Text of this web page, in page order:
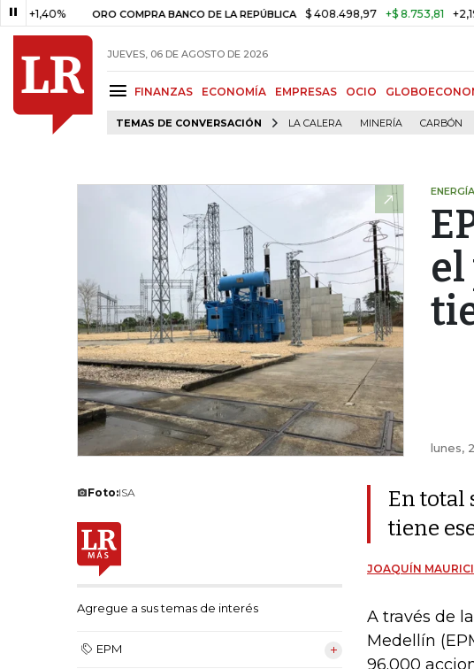
ORO COMPRA BANCO DE LA REPÚBLICA $ 408.498,97 +$ 8.753,81 +2,19%
JUEVES, 06 DE AGOSTO DE 2026
FINANZAS ECONOMÍA EMPRESAS OCIO
TEMAS DE CONVERSACIÓN LA CALERA MINERÍA CARBÓN
ENERGÍA
el
lunes,
Foto:ISA
Agregue a sus temas de interés
EPM
En total
tiene
JOAQUÍN
A través de
Medellín
96.000